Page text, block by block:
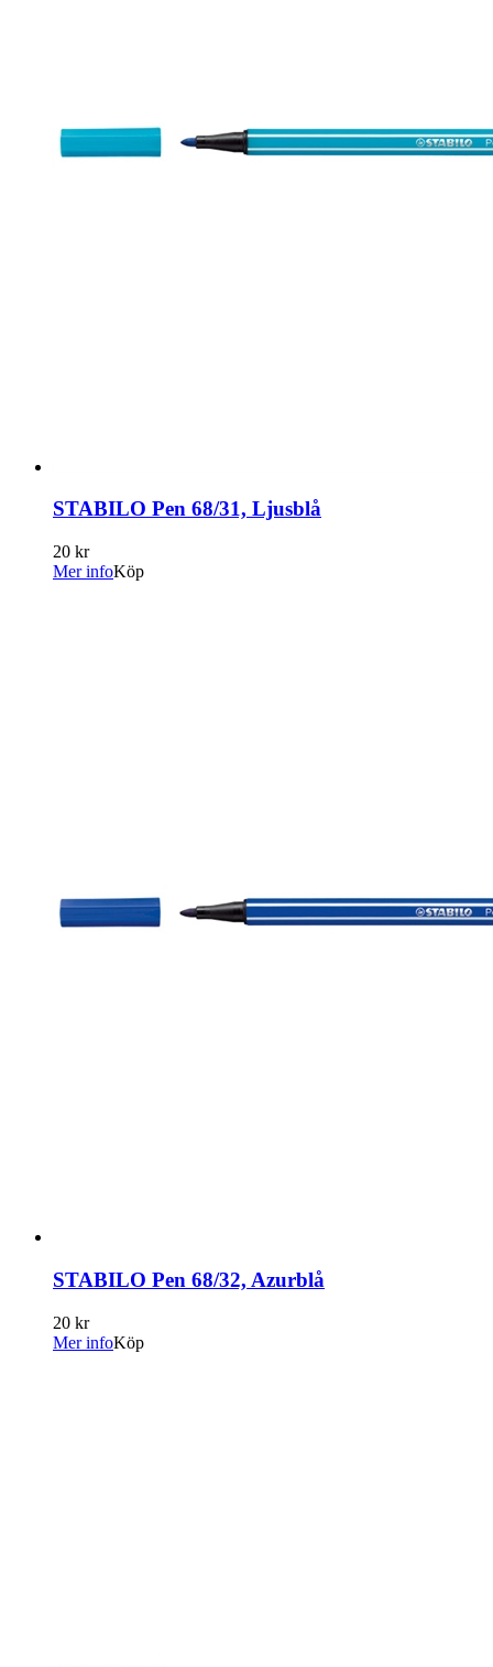
STABILO Pen 68/31, Ljusblå
20 kr
Mer infoKöp
STABILO Pen 68/32, Azurblå
20 kr
Mer infoKöp